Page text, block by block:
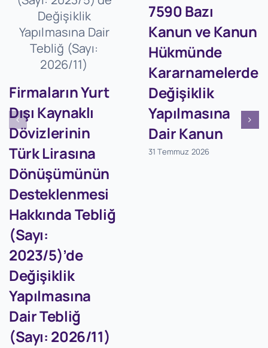
Firmaların Yurt
Dışı Kaynaklı
Dövizlerinin
Türk Lirasına
Dönüşümünün
Desteklenmesi
Hakkında Tebliğ
(Sayı:
2023/5)’de
Değişiklik
Yapılmasına
Dair Tebliğ
(Sayı: 2026/11)
7590 Bazı
Kanun ve Kanun
Hükmünde
Kararnamelerde
Değişiklik
Yapılmasına
Dair Kanun
31 Temmuz 2026